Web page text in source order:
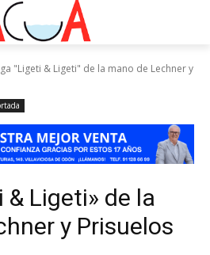
"Ligeti & Ligeti" de la mano de Lechner y
& Ligeti» de la
y Prisuelos